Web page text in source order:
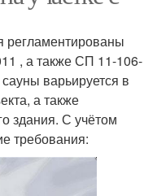
регламентированы
, а также СП 11-106-
варьируется в
а также
здания. С учётом
требования: